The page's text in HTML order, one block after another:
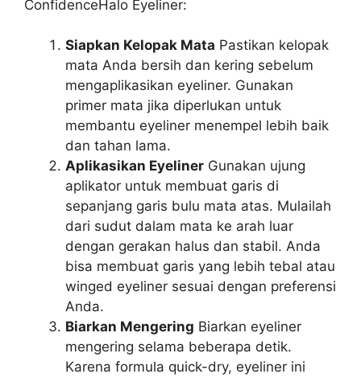
ConfidenceHalo Eyeliner:
Siapkan Kelopak Mata Pastikan kelopak
mata Anda bersih dan kering sebelum
mengaplikasikan eyeliner. Gunakan
primer mata jika diperlukan untuk
membantu eyeliner menempel lebih baik
dan tahan lama.
Aplikasikan Eyeliner Gunakan ujung
aplikator untuk membuat garis di
sepanjang garis bulu mata atas. Mulailah
dari sudut dalam mata ke arah luar
dengan gerakan halus dan stabil. Anda
bisa membuat garis yang lebih tebal atau
winged eyeliner sesuai dengan preferensi
Anda.
Biarkan Mengering Biarkan eyeliner
mengering selama beberapa detik.
Karena formula quick-dry, eyeliner ini